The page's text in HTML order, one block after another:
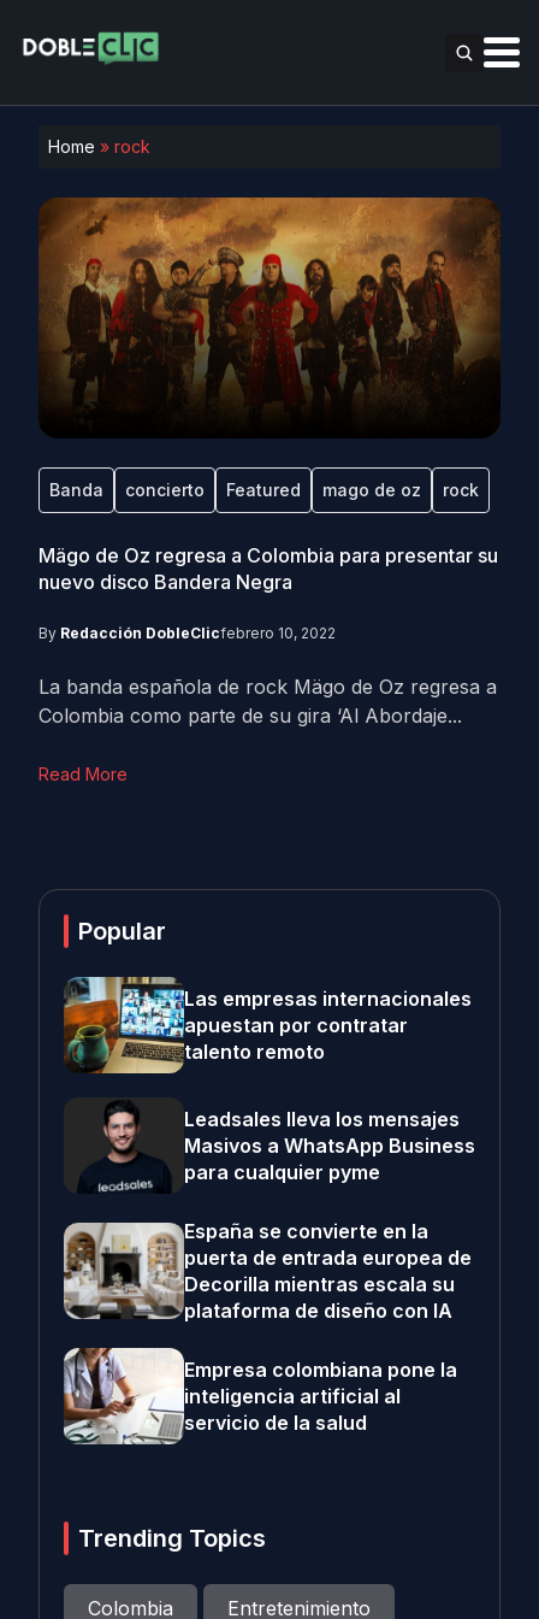
Home » rock
Banda concierto Featured mago de oz rock
Mägo de Oz regresa a Colombia para presentar su
nuevo disco Bandera Negra
By Redacción DobleClicfebrero 10, 2022
La banda española de rock Mägo de Oz regresa a
Colombia como parte de su gira ‘Al Abordaje...
Read More
Popular
Las empresas internacionales
apuestan por contratar
talento remoto
Leadsales lleva los mensajes
Masivos a WhatsApp Business
para cualquier pyme
España se convierte en la
puerta de entrada europea de
Decorilla mientras escala su
plataforma de diseño con IA
Empresa colombiana pone la
inteligencia artificial al
servicio de la salud
Trending Topics
Colombia Entretenimiento